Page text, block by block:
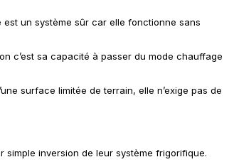
un système sûr car elle fonctionne sans
c’est sa capacité à passer du mode chauffage
surface limitée de terrain, elle n’exige pas de
inversion de leur système frigorifique.